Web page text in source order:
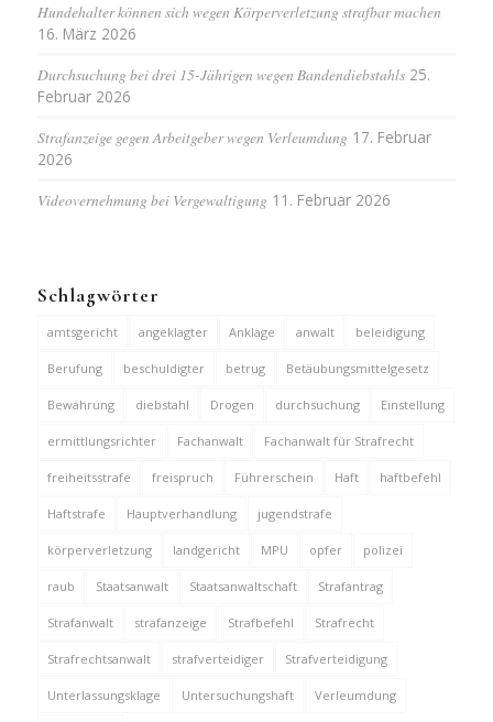
Hundehalter können sich wegen Körperverletzung strafbar machen
16. März 2026
Durchsuchung bei drei 15-Jährigen wegen Bandendiebstahls 25.
Februar 2026
Strafanzeige gegen Arbeitgeber wegen Verleumdung 17. Februar
2026
Videovernehmung bei Vergewaltigung 11. Februar 2026
Schlagwörter
amtsgericht angeklagter Anklage anwalt beleidigung
Berufung beschuldigter betrug Betäubungsmittelgesetz
Bewährung diebstahl Drogen durchsuchung Einstellung
ermittlungsrichter Fachanwalt Fachanwalt für Strafrecht
freiheitsstrafe freispruch Führerschein Haft haftbefehl
Haftstrafe Hauptverhandlung jugendstrafe
körperverletzung landgericht MPU opfer polizei
raub Staatsanwalt Staatsanwaltschaft Strafantrag
Strafanwalt strafanzeige Strafbefehl Strafrecht
Strafrechtsanwalt strafverteidiger Strafverteidigung
Unterlassungsklage Untersuchungshaft Verleumdung